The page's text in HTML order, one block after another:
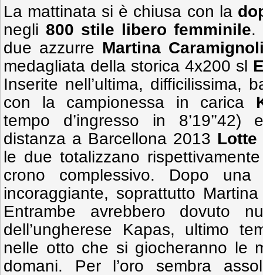
La mattinata si è chiusa con la
negli 800 stile libero femminile.
due azzurre Martina
medagliata della storica 4x200 sl
Inserite nell’ultima, difficilissima,
con la campionessa in carica
tempo d’ingresso in
distanza a Barcellona 2013 Lotte
le due totalizzano
crono complessivo. Dopo
incoraggiante, soprattutto
Entrambe avrebbero dovuto
dell’ungherese Kapas, ultimo
nelle otto che si giocheranno le
domani. Per l’oro sembra